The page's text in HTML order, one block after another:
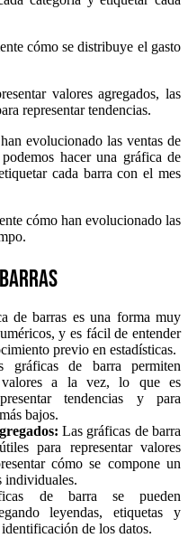
cómo se distribuye el gasto
valores agregados, las
representar tendencias.
evolucionado las ventas de
hacer una gráfica de
cada barra con el mes
cómo han evolucionado las
de barras es una forma muy
y es fácil de entender
previo en estadísticas.
gráficas de barra permiten
valores a la vez, lo que es
tendencias y para
bajos.
Las gráficas de barra
para representar valores
cómo se compone un
individuales.
de barra se pueden
leyendas, etiquetas y
de los datos.